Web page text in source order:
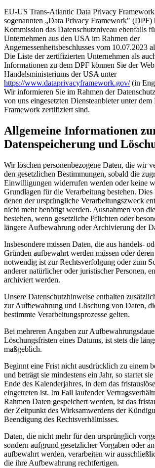
EU-US Trans-Atlantic Data Privacy
sogenannten „Data Privacy Framework" (DPF)
Kommission das Datenschutzniveau ebenfalls
Unternehmen aus den USA im Rahmen der
Angemessenheitsbeschlusses vom 10.07.2023
Die Liste der zertifizierten Unternehmen als
Informationen zu dem DPF können Sie der
Handelsministeriums der USA unter
https://www.dataprivacyframework.gov/(in
Wir informieren Sie im Rahmen der
von uns eingesetzten Diensteanbieter unter
Framework zertifiziert sind.
Allgemeine Informationen
Datenspeicherung und
Wir löschen personenbezogene Daten, die wir
den gesetzlichen Bestimmungen, sobald die
Einwilligungen widerrufen werden oder keine
Grundlagen für die Verarbeitung bestehen.
denen der ursprüngliche Verarbeitungszweck
nicht mehr benötigt werden. Ausnahmen von
bestehen, wenn gesetzliche Pflichten oder
längere Aufbewahrung oder Archivierung der
Insbesondere müssen Daten, die aus handels-
Gründen aufbewahrt werden müssen oder
notwendig ist zur Rechtsverfolgung oder zum
anderer natürlicher oder juristischer Personen,
archiviert werden.
Unsere Datenschutzhinweise enthalten
zur Aufbewahrung und Löschung von Daten,
bestimmte Verarbeitungsprozesse gelten.
Bei mehreren Angaben zur
Löschungsfristen eines Datums, ist stets die
maßgeblich.
Beginnt eine Frist nicht ausdrücklich zu einem
und beträgt sie mindestens ein Jahr, so startet
Ende des Kalenderjahres, in dem das
eingetreten ist. Im Fall laufender
Rahmen Daten gespeichert werden, ist das
der Zeitpunkt des Wirksamwerdens der
Beendigung des Rechtsverhältnisses.
Daten, die nicht mehr für den ursprünglich
sondern aufgrund gesetzlicher Vorgaben oder
aufbewahrt werden, verarbeiten wir
die ihre Aufbewahrung rechtfertigen.